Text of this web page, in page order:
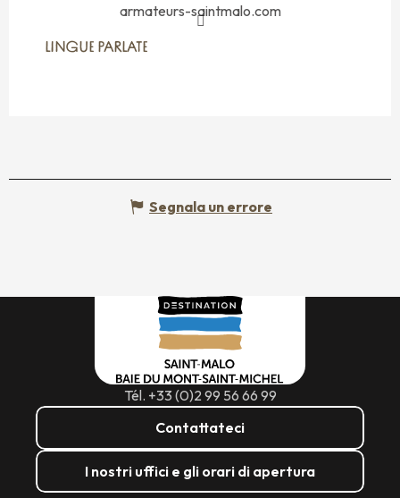
armateurs-saintmalo.com
LINGUE PARLATE
LINGUE PARLATE
Segnala un errore
Tél. +33 (0)2 99 56 66 99
Contattateci
I nostri uffici e gli orari di apertura